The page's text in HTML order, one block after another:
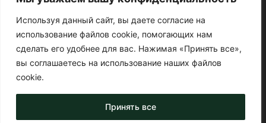
Используя данный сайт, вы даете согласие на
использование файлов cookie, помогающих нам
сделать его удобнее для вас. Нажимая «Принять все»,
вы соглашаетесь на использование наших файлов
cookie.
Принять все
+7 495 252 67 88
© 2022 НИИРК
При перепечатке текстовой информации и фотографий ссылка на
сайт обязательна
Политика конфиденциальности